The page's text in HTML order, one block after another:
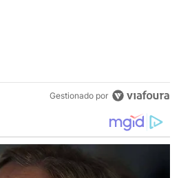
el título "Yo, Milei" con 3
Gestionado por